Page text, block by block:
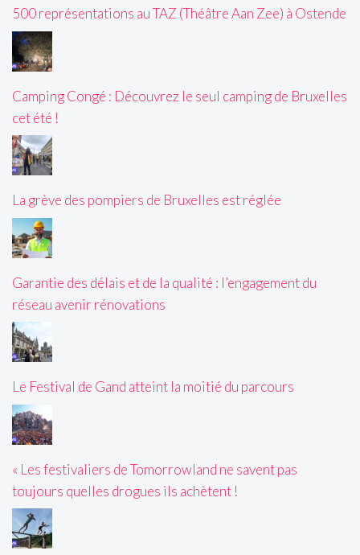
500 représentations au TAZ (Théâtre Aan Zee) à Ostende
Camping Congé : Découvrez le seul camping de Bruxelles
cet été !
La grève des pompiers de Bruxelles est réglée
Garantie des délais et de la qualité : l’engagement du
réseau avenir rénovations
Le Festival de Gand atteint la moitié du parcours
« Les festivaliers de Tomorrowland ne savent pas
toujours quelles drogues ils achètent !